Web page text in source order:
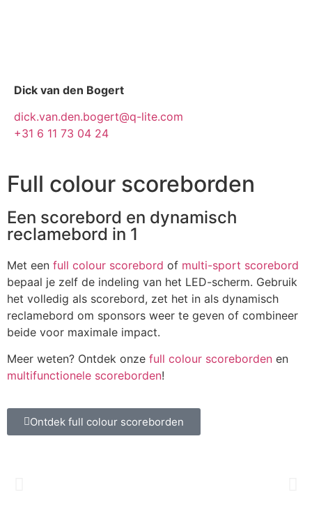
Dick van den Bogert
dick.van.den.bogert@q-lite.com
+31 6 11 73 04 24
Full colour scoreborden
Een scorebord en dynamisch
reclamebord in 1
Met een full colour scorebord of multi-sport scorebord
bepaal je zelf de indeling van het LED-scherm. Gebruik
het volledig als scorebord, zet het in als dynamisch
reclamebord om sponsors weer te geven of combineer
beide voor maximale impact.
Meer weten? Ontdek onze full colour scoreborden en
multifunctionele scoreborden!
Ontdek full colour scoreborden